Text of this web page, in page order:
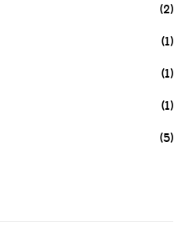
(2)
(1)
(1)
(1)
(5)